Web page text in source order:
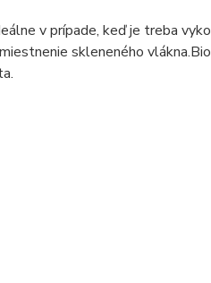
v prípade, keď je treba
skleneného vlákna.